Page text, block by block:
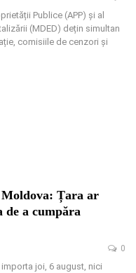
Publice (APP) și al
(MDED) dețin simultan
comisiile de cenzori și
Țara ar
de a cumpăra
0
joi, 6 august, nici